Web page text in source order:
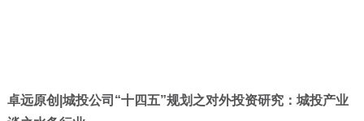
卓远原创|城投公司“十四五”规划之对外投资研究：城投产业